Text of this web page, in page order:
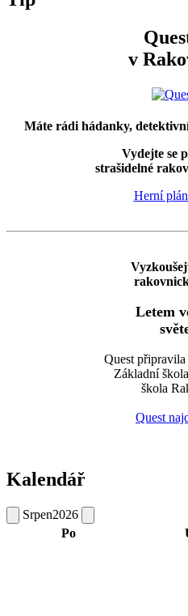
v
Máte rádi hádanky,
Vydejte se
strašidelné
Herní
Letem
Quest
Základní
škola
Quest
Kalendář
Srpen2026
Po